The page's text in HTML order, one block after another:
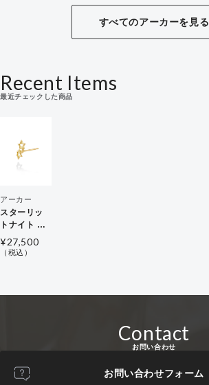
すべてのアーカーを見る
Recent Items
最近チェックした商品
アーカー
スターリッ
トナイト ピ
アス
¥27,500
（税込）
Contact
お問い合わせ
お問い合わせフォーム